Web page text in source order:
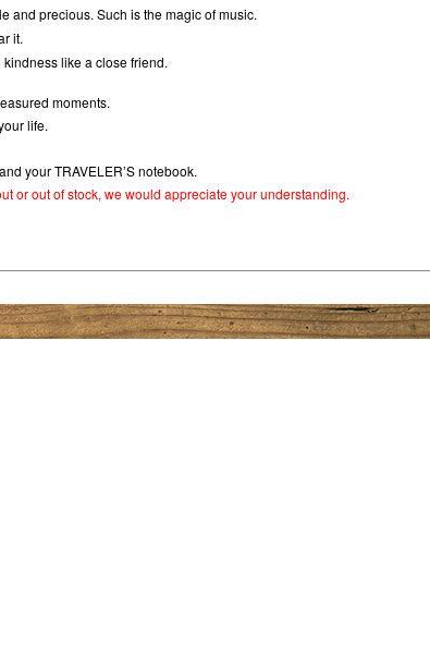
and precious. Such is the magic of music.
it.
like a close friend.
moments.
life.
your TRAVELER’S notebook.
or out of stock, we would appreciate your understanding.